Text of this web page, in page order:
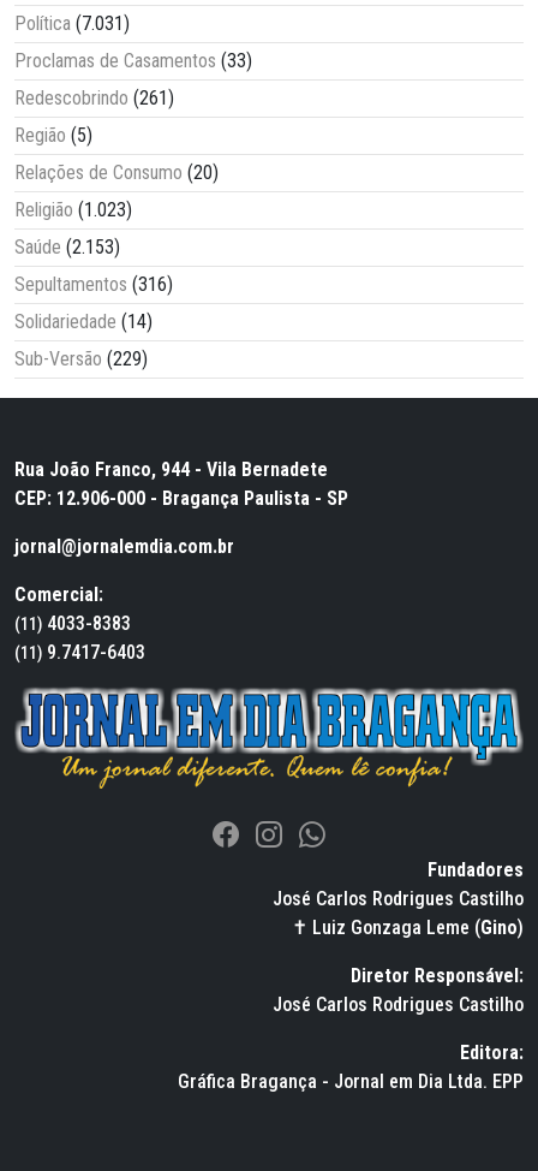
Política (7.031)
Proclamas de Casamentos (33)
Redescobrindo (261)
Região (5)
Relações de Consumo (20)
Religião (1.023)
Saúde (2.153)
Sepultamentos (316)
Solidariedade (14)
Sub-Versão (229)
Rua João Franco, 944 - Vila Bernadete
CEP: 12.906-000 - Bragança Paulista - SP
jornal@jornalemdia.com.br
Comercial:
(11) 4033-8383
(11) 9.7417-6403
Fundadores
José Carlos Rodrigues Castilho
✝ Luiz Gonzaga Leme (Gino)
Diretor Responsável:
José Carlos Rodrigues Castilho
Editora:
Gráfica Bragança - Jornal em Dia Ltda. EPP